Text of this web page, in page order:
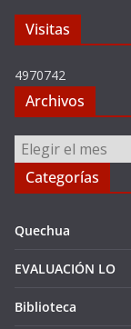
Visitas
4970742
Archivos
Archivos
Categorías
Quechua
EVALUACIÓN LO
Biblioteca